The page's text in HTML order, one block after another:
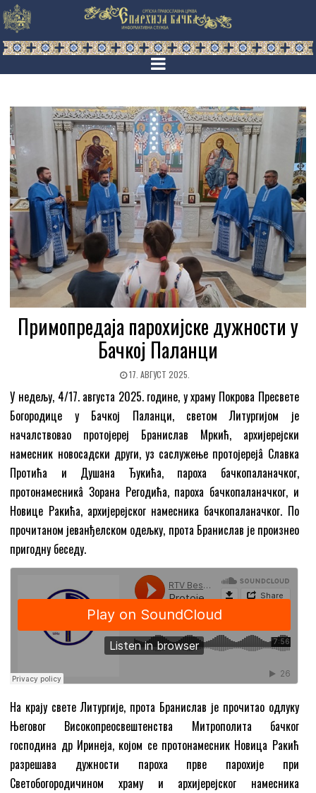
Примопредаја парохијске дужности у
Бачкој Паланци
17. АВГУСТ 2025.
У недељу, 4/17. августа 2025. године, у храму Покрова Пресвете
Богородице у Бачкој Паланци, светом Литургијом је
началствовао протојереј Бранислав Мркић, архијерејски
намесник новосадски други, уз саслужење протојерејâ Славка
Протића и Душана Ђукића, пароха бачкопаланачког,
протонамесникâ Зорана Регодића, пароха бачкопаланачког, и
Новице Ракића, архијерејског намесника бачкопаланачког. По
прочитаном јеванђелском одељку, прота Бранислав је произнео
пригодну беседу.
На крају свете Литургије, прота Бранислав је прочитао одлуку
Његовог Високопреосвештенства Митрополита бачког
господина др Иринеја, којом се протонамесник Новица Ракић
разрешава дужности пароха прве парохије при
Светобогородичином храму и архијерејског намесника